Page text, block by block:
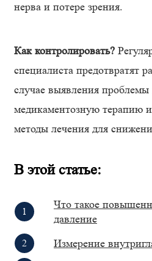
нерва и потере зрения.
Как контролировать?
специалиста предотвратят
случае выявления проблемы
медикаментозную терапию
методы лечения для
В этой статье:
Что такое
давление
Измерение